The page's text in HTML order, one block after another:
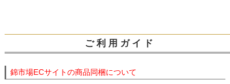
ご 利 用 ガ イ ド
錦市場ECサイトの商品同梱について